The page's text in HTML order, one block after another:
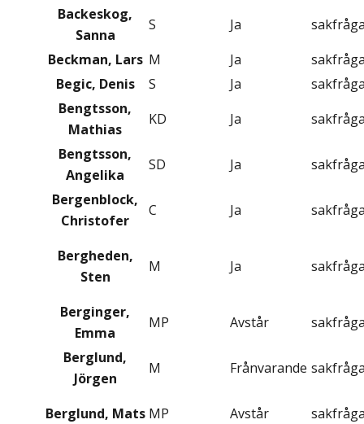
Backeskog,
Sanna
S Ja
Beckman, Lars M Ja
Begic, Denis
S Ja
Bengtsson,
Mathias
KD Ja
Bengtsson,
Angelika
SD Ja
Bergenblock,
Christofer
C Ja
Bergheden,
Sten
M Ja
Berginger,
Emma
MP Avstår
Berglund,
Jörgen
M Frånvarande
Berglund, Mats MP Avstår